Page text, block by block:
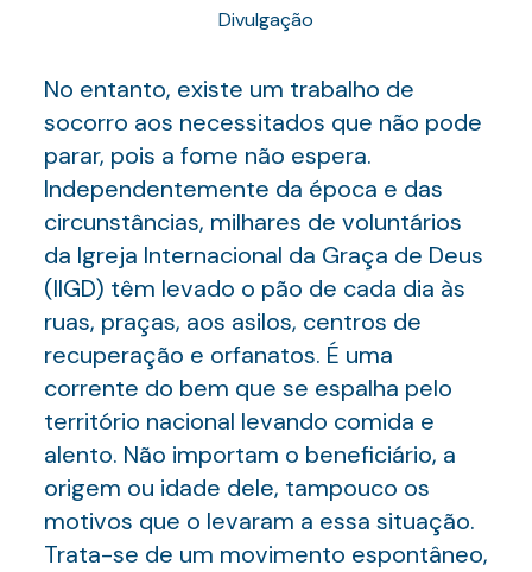
Divulgação
No entanto, existe um trabalho de
socorro aos necessitados que não pode
parar, pois a fome não espera.
Independentemente da época e das
circunstâncias, milhares de voluntários
da Igreja Internacional da Graça de Deus
(IIGD) têm levado o pão de cada dia às
ruas, praças, aos asilos, centros de
recuperação e orfanatos. É uma
corrente do bem que se espalha pelo
território nacional levando comida e
alento. Não importam o beneficiário, a
origem ou idade dele, tampouco os
motivos que o levaram a essa situação.
Trata-se de um movimento espontâneo,